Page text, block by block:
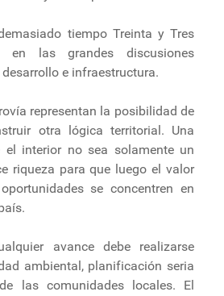
tiempo Treinta y Tres
en las grandes discusiones
e infraestructura.
representan la posibilidad de
otra lógica territorial. Una
el interior no sea solamente un
riqueza para que luego el valor
se concentren en
avance debe realizarse
ambiental, planificación seria
las comunidades locales. El